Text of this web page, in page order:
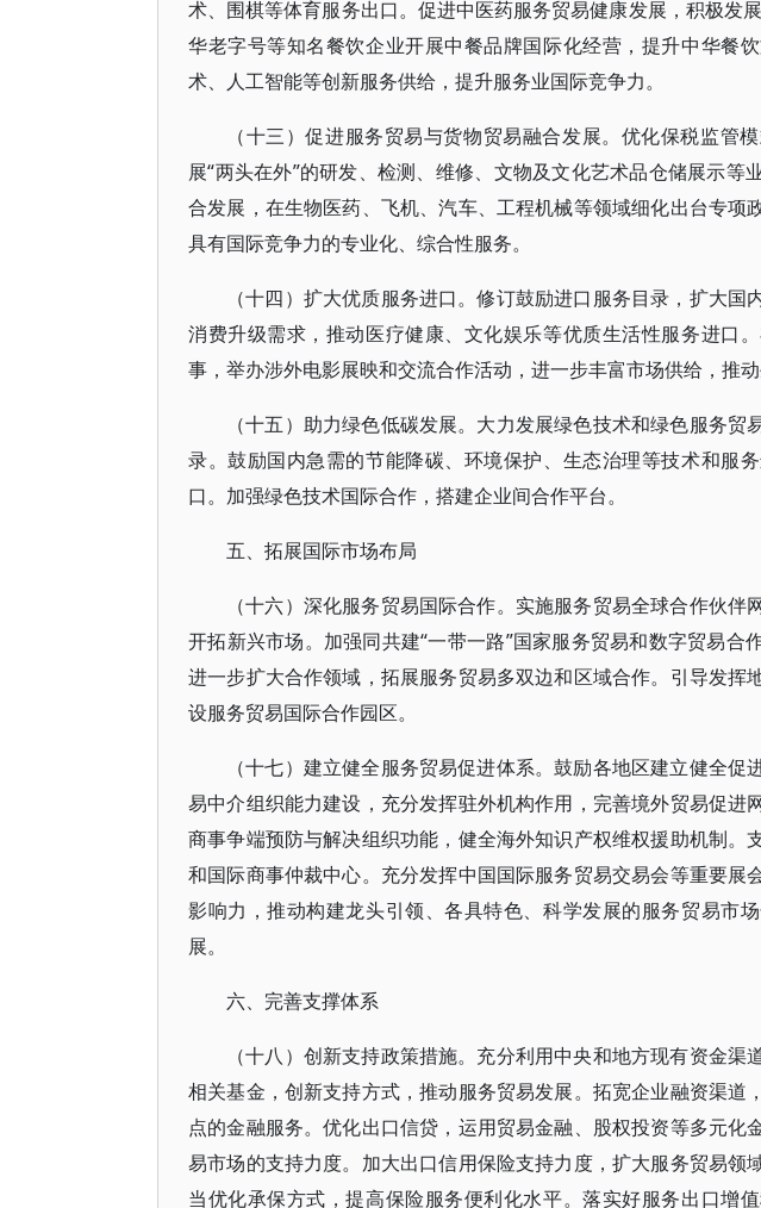
术、围棋等体育服务出口。促进中医药服务贸易健康发展，积极发
华老字号等知名餐饮企业开展中餐品牌国际化经营，提升中华餐
术、人工智能等创新服务供给，提升服务业国际竞争力。
（十三）促进服务贸易与货物贸易融合发展。优化保税监管
展“两头在外”的研发、检测、维修、文物及文化艺术品仓储展示等
合发展，在生物医药、飞机、汽车、工程机械等领域细化出台专项
具有国际竞争力的专业化、综合性服务。
（十四）扩大优质服务进口。修订鼓励进口服务目录，扩大
消费升级需求，推动医疗健康、文化娱乐等优质生活性服务进口
事，举办涉外电影展映和交流合作活动，进一步丰富市场供给，推动
（十五）助力绿色低碳发展。大力发展绿色技术和绿色服务贸
录。鼓励国内急需的节能降碳、环境保护、生态治理等技术和服
口。加强绿色技术国际合作，搭建企业间合作平台。
五、拓展国际市场布局
（十六）深化服务贸易国际合作。实施服务贸易全球合作伙
开拓新兴市场。加强同共建“一带一路”国家服务贸易和数字贸易合
进一步扩大合作领域，拓展服务贸易多双边和区域合作。引导发挥
设服务贸易国际合作园区。
（十七）建立健全服务贸易促进体系。鼓励各地区建立健全
易中介组织能力建设，充分发挥驻外机构作用，完善境外贸易促进
商事争端预防与解决组织功能，健全海外知识产权维权援助机制。
和国际商事仲裁中心。充分发挥中国国际服务贸易交易会等重要展
影响力，推动构建龙头引领、各具特色、科学发展的服务贸易市
展。
六、完善支撑体系
（十八）创新支持政策措施。充分利用中央和地方现有资金
相关基金，创新支持方式，推动服务贸易发展。拓宽企业融资渠道
点的金融服务。优化出口信贷，运用贸易金融、股权投资等多元化
易市场的支持力度。加大出口信用保险支持力度，扩大服务贸易领
当优化承保方式，提高保险服务便利化水平。落实好服务出口增